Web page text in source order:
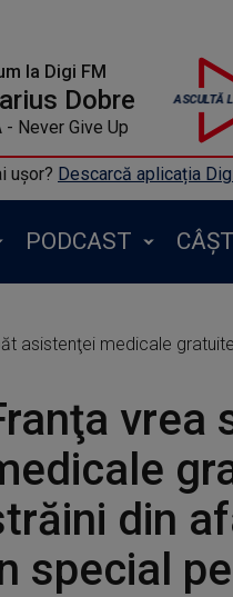
la Digi FM
Dobre
- Never Give Up
ușor? Descarcă aplicația
PODCAST
asistenţei medicale
vrea
din
special